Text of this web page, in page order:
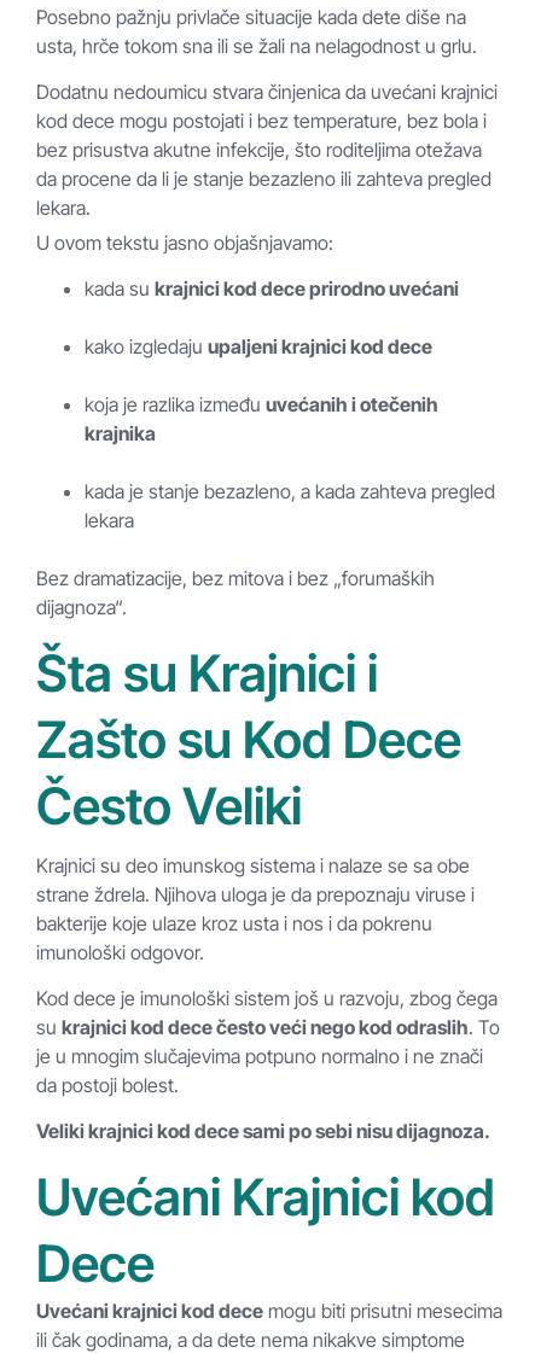
Posebno pažnju privlače situacije kada dete diše na
usta, hrče tokom sna ili se žali na nelagodnost u grlu.
Dodatnu nedoumicu stvara činjenica da uvećani krajnici
kod dece mogu postojati i bez temperature, bez bola i
bez prisustva akutne infekcije, što roditeljima otežava
da procene da li je stanje bezazleno ili zahteva pregled
lekara.
U ovom tekstu jasno objašnjavamo:
kada su krajnici kod dece prirodno uvećani
kako izgledaju upaljeni krajnici kod dece
koja je razlika između uvećanih i otečenih
krajnika
kada je stanje bezazleno, a kada zahteva pregled
lekara
Bez dramatizacije, bez mitova i bez „forumaških
dijagnoza“.
Šta su Krajnici i
Zašto su Kod Dece
Često Veliki
Krajnici su deo imunskog sistema i nalaze se sa obe
strane ždrela. Njihova uloga je da prepoznaju viruse i
bakterije koje ulaze kroz usta i nos i da pokrenu
imunološki odgovor.
Kod dece je imunološki sistem još u razvoju, zbog čega
su krajnici kod dece često veći nego kod odraslih. To
je u mnogim slučajevima potpuno normalno i ne znači
da postoji bolest.
Veliki krajnici kod dece sami po sebi nisu dijagnoza.
Uvećani Krajnici kod
Dece
Uvećani krajnici kod dece mogu biti prisutni mesecima
ili čak godinama, a da dete nema nikakve simptome